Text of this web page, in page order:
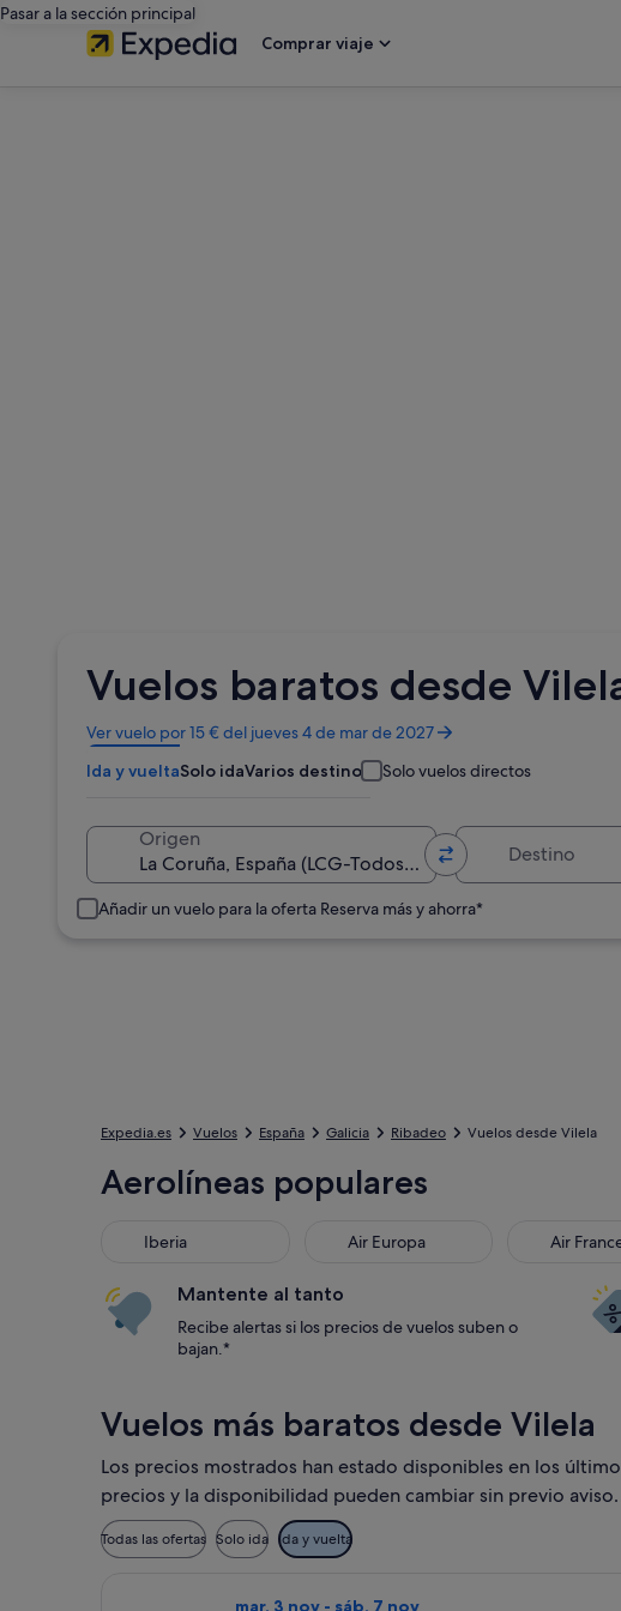
Pasar a la sección principal
Comprar viaje
Vuelos baratos desde
Ver vuelo por 15 € del jueves 4 de mar de 2027
Se
abre
en
nueva
Ida y vueltaSolo idaVarios destinos Solo vuelos directos
Origen
Añadir un vuelo para la oferta Reserva más y ahorra*
Expedia.es Vuelos España Galicia Ribadeo Vuelos desde Vilela
Aerolíneas populares
Iberia Air Europa Air
Mantente al tanto
Recibe alertas si los precios de vuelos suben o
bajan.*
Vuelos más baratos desde Vilela
Los precios mostrados han estado disponibles en los
precios y la disponibilidad pueden cambiar sin previo
Todas las ofertas Solo ida Ida y vuelta
mar, 3 nov - sáb, 7 nov